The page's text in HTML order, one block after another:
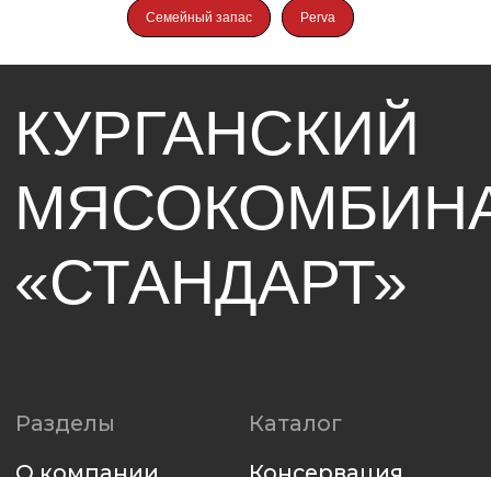
Семейный запас Perva
для регистрации
Политика использования файлов cookie
Наверх
8 800 250-42-39
Вконтакте
Политика конфиденциальности